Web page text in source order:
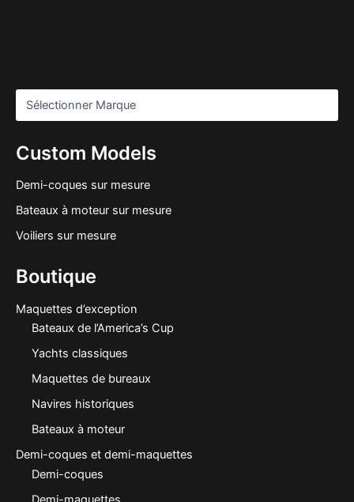
Custom Models
Demi-coques sur mesure
Bateaux à moteur sur mesure
Voiliers sur mesure
Boutique
Maquettes d’exception
Bateaux de l’America’s Cup
Yachts classiques
Maquettes de bureaux
Navires historiques
Bateaux à moteur
Demi-coques et demi-maquettes
Demi-coques